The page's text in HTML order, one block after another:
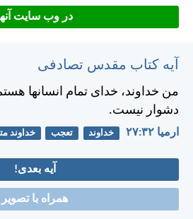
در وب سایت
آیه کتاب مقدس تصادفی
من خداوند، خدای تمام انسانها
دشوار نيست.
ارميا ۳۲:‏۲۷ خداوند تعجب خداوند
آیه بعدی!
همراه با تصویر